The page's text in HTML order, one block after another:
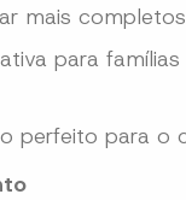
mais
para
perfeito para o